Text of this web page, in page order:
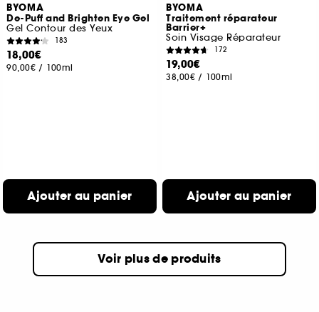
BYOMA
De-Puff and Brighten Eye Gel
Gel Contour des Yeux
183
18,00€
90,00€ / 100ml
Ajouter au panier
BYOMA
Traitement réparateur
Barrier+
Soin Visage Réparateur
172
19,00€
38,00€ / 100ml
Ajouter au panier
Voir plus de produits